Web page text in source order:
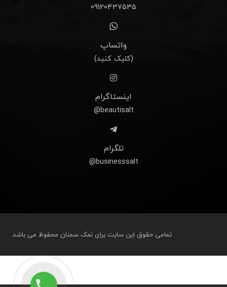
09120437535
واتساپ
(کلیک کنید)
اینستاگرام
beautisalt@
تلگرام
businesssalt@
تمامی حقوق این سایت برای نمک سمنان محفوظ می باشد.